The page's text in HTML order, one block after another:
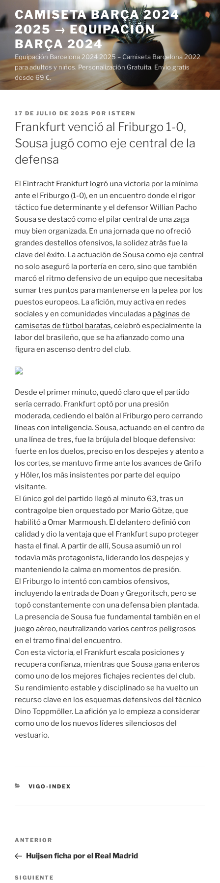
al
contenido
CAMISETA BARÇA 2024
2025 → EQUIPACIÓN
BARÇA 2024
Equipación Barcelona 2024 2025 – Camiseta Barcelona 2022
para adultos y niños. Personalización Gratuita. Envío gratis
desde 69 €.
PUBLICADO
EL
17 DE JULIO DE 2025 POR ISTERN
Frankfurt venció al Friburgo 1-0,
Sousa jugó como eje central de la
defensa
El Eintracht Frankfurt logró una victoria por la mínima
ante el Friburgo (1-0), en un encuentro donde el rigor
táctico fue determinante y el defensor Willian Pacho
Sousa se destacó como el pilar central de una zaga
muy bien organizada. En una jornada que no ofreció
grandes destellos ofensivos, la solidez atrás fue la
clave del éxito. La actuación de Sousa como eje central
no solo aseguró la portería en cero, sino que también
marcó el ritmo defensivo de un equipo que necesitaba
sumar tres puntos para mantenerse en la pelea por los
puestos europeos. La afición, muy activa en redes
sociales y en comunidades vinculadas a páginas de
camisetas de fútbol baratas, celebró especialmente la
labor del brasileño, que se ha afianzado como una
figura en ascenso dentro del club.
Desde el primer minuto, quedó claro que el partido
sería cerrado. Frankfurt optó por una presión
moderada, cediendo el balón al Friburgo pero cerrando
líneas con inteligencia. Sousa, actuando en el centro de
una línea de tres, fue la brújula del bloque defensivo:
fuerte en los duelos, preciso en los despejes y atento a
los cortes, se mantuvo firme ante los avances de Grifo
y Höler, los más insistentes por parte del equipo
visitante.
El único gol del partido llegó al minuto 63, tras un
contragolpe bien orquestado por Mario Götze, que
habilitó a Omar Marmoush. El delantero definió con
calidad y dio la ventaja que el Frankfurt supo proteger
hasta el final. A partir de allí, Sousa asumió un rol
todavía más protagonista, liderando los despejes y
manteniendo la calma en momentos de presión.
El Friburgo lo intentó con cambios ofensivos,
incluyendo la entrada de Doan y Gregoritsch, pero se
topó constantemente con una defensa bien plantada.
La presencia de Sousa fue fundamental también en el
juego aéreo, neutralizando varios centros peligrosos
en el tramo final del encuentro.
Con esta victoria, el Frankfurt escala posiciones y
recupera confianza, mientras que Sousa gana enteros
como uno de los mejores fichajes recientes del club.
Su rendimiento estable y disciplinado se ha vuelto un
recurso clave en los esquemas defensivos del técnico
Dino Toppmöller. La afición ya lo empieza a considerar
como uno de los nuevos líderes silenciosos del
vestuario.
CATEGORÍAS
VIGO-INDEX
Navegación
entradas
Entrada
anterior:
ANTERIOR
Huijsen ficha por el Real Madrid
Siguiente
SIGUIENTE